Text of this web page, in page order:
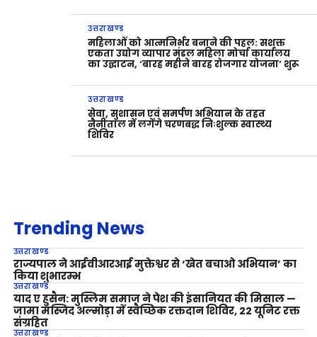
उत्तराखण्ड
महिलाओं को आत्मनिर्भर बनाने की पहल: सशक्त
एकता उद्योग व्यापार मंडल महिला मोर्चा कार्यालय
का उद्घाटन, ‘बारह महीने बारह रोजगार योजना’ शुरू
उत्तराखण्ड
सेवा, सुशासन एवं समर्पण अभियान के तहत
नैनीताल में लगेंगे चरणबद्ध निःशुल्क स्वास्थ्य
शिविर
Trending News
उत्तराखण्ड
राज्यपाल ने आईवीआरआई मुक्तेश्वर से ‘खेत बचाओ अभियान’ का
किया शुभारम्भ
उत्तराखण्ड
याद ए हुसैन: मुस्लिम समाज ने पेश की इंसानियत की मिसाल —
जामा मस्जिद अल्मोड़ा में स्वैच्छिक रक्तदान शिविर, 22 यूनिट रक्त
संग्रहित
उत्तराखण्ड